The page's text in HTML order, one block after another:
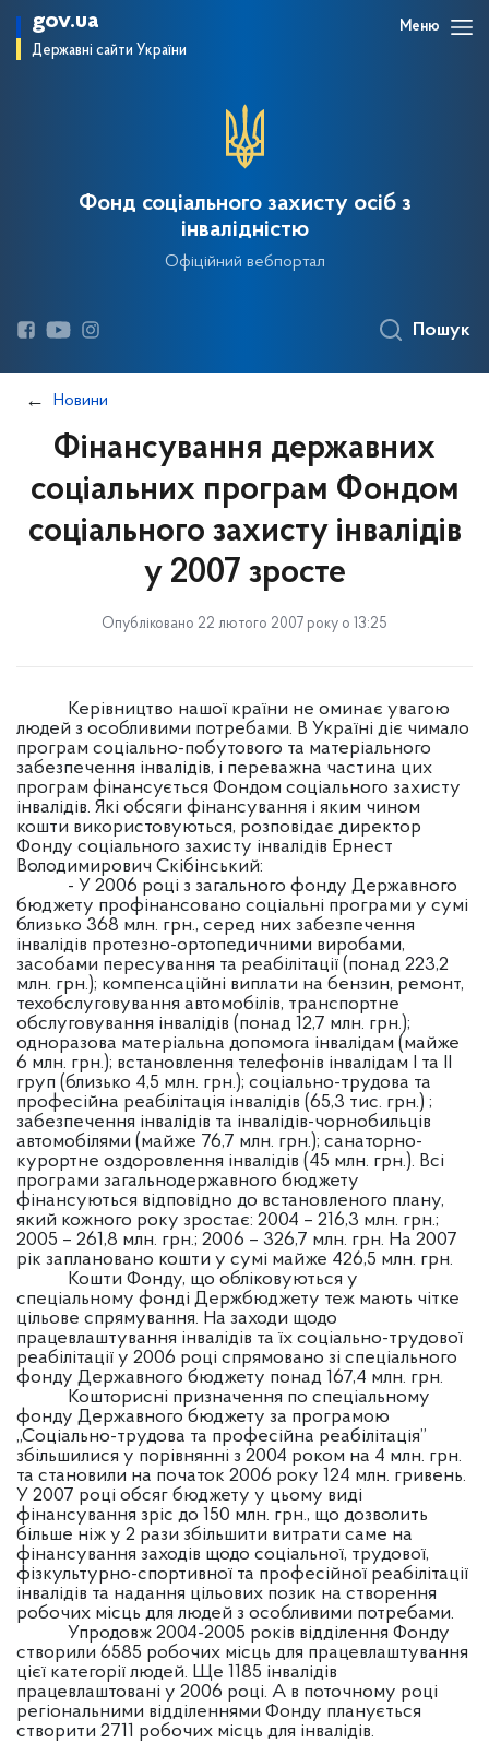
gov.ua
Державні сайти України
Меню
Фонд соціального захисту осіб з
інвалідністю
Офіційний вебпортал
Пошук
Новини
Фінансування державних
соціальних програм Фондом
соціального захисту інвалідів
у 2007 зросте
Опубліковано 22 лютого 2007 року о 13:25
Керівництво нашої країни не оминає увагою
людей з особливими потребами. В Україні діє чимало
програм соціально-побутового та матеріального
забезпечення інвалідів, і переважна частина цих
програм фінансується Фондом соціального захисту
інвалідів. Які обсяги фінансування і яким чином
кошти використовуються, розповідає директор
Фонду соціального захисту інвалідів Ернест
Володимирович Скібінський:
- У 2006 році з загального фонду Державного
бюджету профінансовано соціальні програми у сумі
близько 368 млн. грн., серед них забезпечення
інвалідів протезно-ортопедичними виробами,
засобами пересування та реабілітації (понад 223,2
млн. грн.); компенсаційні виплати на бензин, ремонт,
техобслуговування автомобілів, транспортне
обслуговування інвалідів (понад 12,7 млн. грн.);
одноразова матеріальна допомога інвалідам (майже
6 млн. грн.); встановлення телефонів інвалідам І та ІІ
груп (близько 4,5 млн. грн.); соціально-трудова та
професійна реабілітація інвалідів (65,3 тис. грн.) ;
забезпечення інвалідів та інвалідів-чорнобильців
автомобілями (майже 76,7 млн. грн.); санаторно-
курортне оздоровлення інвалідів (45 млн. грн.). Всі
програми загальнодержавного бюджету
фінансуються відповідно до встановленого плану,
який кожного року зростає: 2004 – 216,3 млн. грн.;
2005 – 261,8 млн. грн.; 2006 – 326,7 млн. грн. На 2007
рік заплановано кошти у сумі майже 426,5 млн. грн.
Кошти Фонду, що обліковуються у
спеціальному фонді Держбюджету теж мають чітке
цільове спрямування. На заходи щодо
працевлаштування інвалідів та їх соціально-трудової
реабілітації у 2006 році спрямовано зі спеціального
фонду Державного бюджету понад 167,4 млн. грн.
Кошторисні призначення по спеціальному
фонду Державного бюджету за програмою
„Соціально-трудова та професійна реабілітація”
збільшилися у порівнянні з 2004 роком на 4 млн. грн.
та становили на початок 2006 року 124 млн. гривень.
У 2007 році обсяг бюджету у цьому виді
фінансування зріс до 150 млн. грн., що дозволить
більше ніж у 2 рази збільшити витрати саме на
фінансування заходів щодо соціальної, трудової,
фізкультурно-спортивної та професійної реабілітації
інвалідів та надання цільових позик на створення
робочих місць для людей з особливими потребами.
Упродовж 2004-2005 років відділення Фонду
створили 6585 робочих місць для працевлаштування
цієї категорії людей. Ще 1185 інвалідів
працевлаштовані у 2006 році. А в поточному році
регіональними відділеннями Фонду планується
створити 2711 робочих місць для інвалідів.